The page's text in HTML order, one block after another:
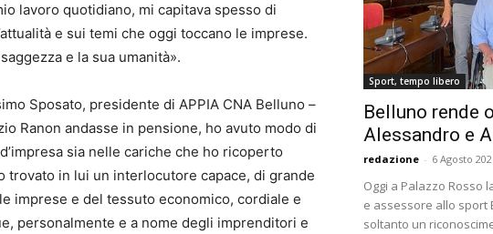
lavoro quotidiano, mi capitava spesso di
e sui temi che oggi toccano le imprese.
e la sua umanità».
Sposato, presidente di APPIA CNA Belluno –
Ranon andasse in pensione, ho avuto modo di
sia nelle cariche che ho ricoperto
trovato in lui un interlocutore capace, di grande
imprese e del tessuto economico, cordiale e
personalmente e a nome degli imprenditori e
Sport, tempo libero
Belluno rende
Alessandro e
redazione - 6 Agosto
Oggi a Palazzo Rosso
e assessore allo sport
soltanto un